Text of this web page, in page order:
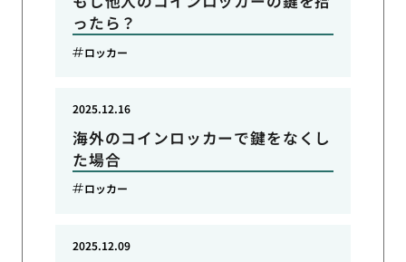
ったら？
ロッカー
海外のコインロッカーで鍵をなくし
た場合
2025.12.16
ロッカー
2025.12.09